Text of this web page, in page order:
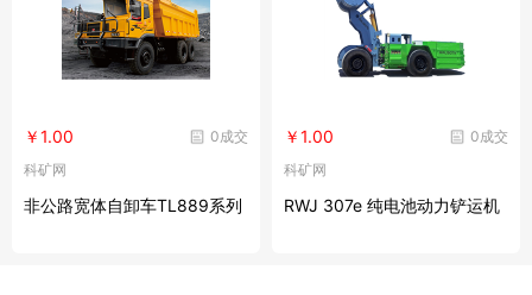
0成交
￥1.00
科矿网
非公路宽体自卸车TL889系列
0成交
￥1.00
科矿网
RWJ 307e 纯电池动力铲运机